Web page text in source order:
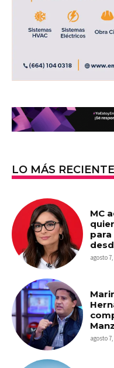
LO MÁS RECIENTE
MC
agosto
agosto